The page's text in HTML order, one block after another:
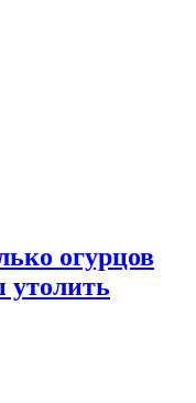
огурцов
утолить